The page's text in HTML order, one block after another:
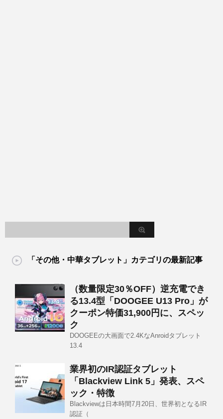
「その他・中華タブレット」カテゴリの最新記事
（数量限定30％OFF）逆充電でき
る13.4型「DOOGEE U13 Pro」が
クーポン特価31,900円に、スペッ
ク
DOOGEEの大画面で2.4KなAnroidタブレット
13.4
業界初のIR認証タブレット
「Blackview Link 5」発表、スペ
ック・特徴
Blackviewは日本時間7月20日、世界初となるIR
認証（